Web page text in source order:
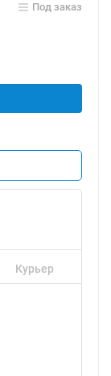
Под заказ
Курьер